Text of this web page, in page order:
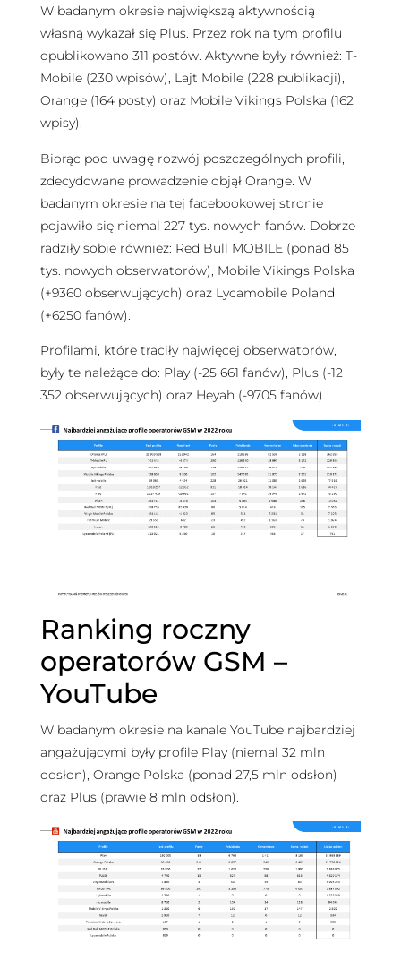
W badanym okresie największą aktywnością
własną wykazał się Plus. Przez rok na tym profilu
opublikowano 311 postów. Aktywne były również: T-
Mobile (230 wpisów), Lajt Mobile (228 publikacji),
Orange (164 posty) oraz Mobile Vikings Polska (162
wpisy).
Biorąc pod uwagę rozwój poszczególnych profili,
zdecydowane prowadzenie objął Orange. W
badanym okresie na tej facebookowej stronie
pojawiło się niemal 227 tys. nowych fanów. Dobrze
radziły sobie również: Red Bull MOBILE (ponad 85
tys. nowych obserwatorów), Mobile Vikings Polska
(+9360 obserwujących) oraz Lycamobile Poland
(+6250 fanów).
Profilami, które traciły najwięcej obserwatorów,
były te należące do: Play (-25 661 fanów), Plus (-12
352 obserwujących) oraz Heyah (-9705 fanów).
Ranking roczny
operatorów GSM –
YouTube
W badanym okresie na kanale YouTube najbardziej
angażującymi były profile Play (niemal 32 mln
odsłon), Orange Polska (ponad 27,5 mln odsłon)
oraz Plus (prawie 8 mln odsłon).